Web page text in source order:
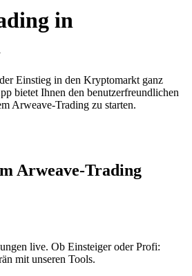
in
Einstieg in den Kryptomarkt ganz
bietet Ihnen den benutzerfreundlichen
Arweave-Trading zu starten.
Arweave-Trading
live. Ob Einsteiger oder Profi:
mit unseren Tools.